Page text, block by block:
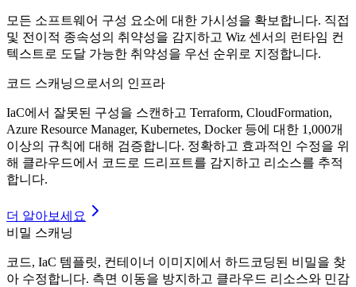
모든 소프트웨어 구성 요소에 대한 가시성을 확보합니다. 직접
및 전이적 종속성의 취약성을 감지하고 Wiz 센서의 런타임 컨
텍스트로 도달 가능한 취약성을 우선 순위로 지정합니다.
코드 스캐닝으로서의 인프라
IaC에서 잘못된 구성을 스캔하고 Terraform, CloudFormation,
Azure Resource Manager, Kubernetes, Docker 등에 대한 1,000개
이상의 규칙에 대해 검증합니다. 정확하고 효과적인 수정을 위
해 클라우드에서 코드로 드리프트를 감지하고 리소스를 추적
합니다.
더 알아보세요
비밀 스캐닝
코드, IaC 템플릿, 컨테이너 이미지에서 하드코딩된 비밀을 찾
아 수정합니다. 측면 이동을 방지하고 클라우드 리소스와 민감